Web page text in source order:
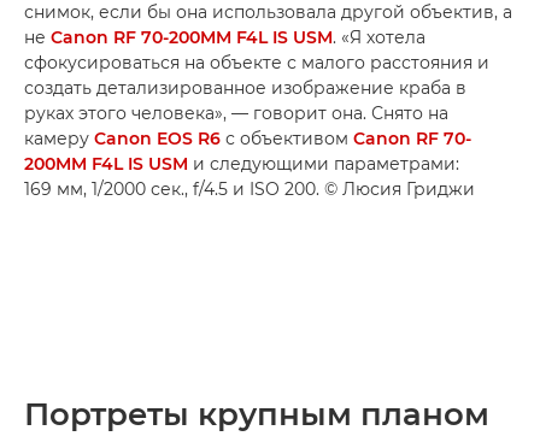
снимок, если бы она использовала другой объектив, а
не Canon RF 70-200MM F4L IS USM. «Я хотела
сфокусироваться на объекте с малого расстояния и
создать детализированное изображение краба в
руках этого человека», — говорит она. Снято на
камеру Canon EOS R6 с объективом Canon RF 70-
200MM F4L IS USM и следующими параметрами:
169 мм, 1/2000 сек., f/4.5 и ISO 200. © Люсия Гриджи
Портреты крупным планом